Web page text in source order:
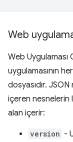
Web
Web
uygulamasının
dosyasıdır. JSON
içeren nesnelerin
alan içerir:
version -